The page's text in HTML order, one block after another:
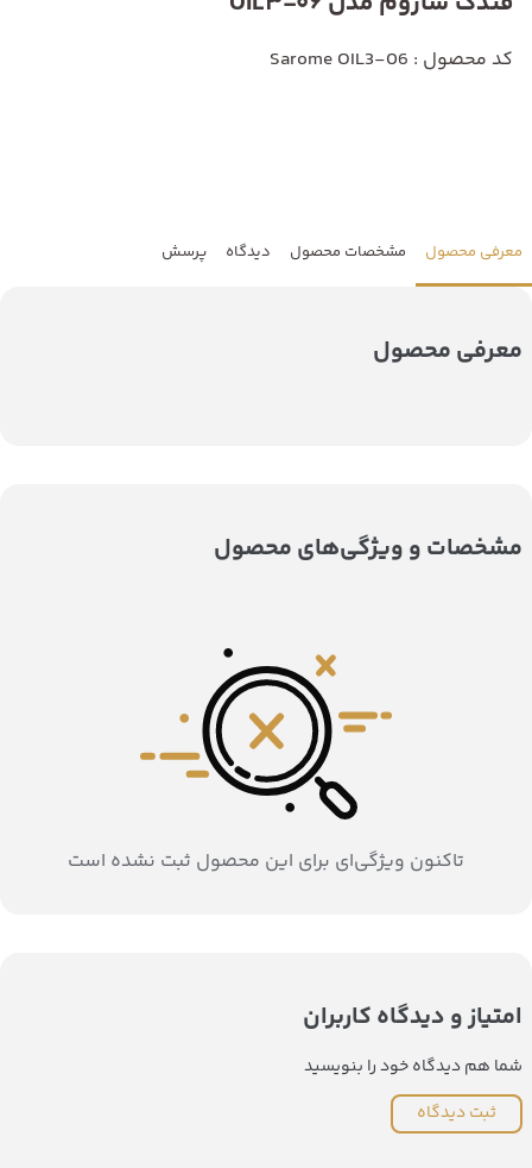
کد محصول : Sarome OIL3-06
معرفی محصول مشخصات محصول دیدگاه پرسش
معرفی محصول
مشخصات و ویژگی‌های محصول
تاکنون ویژگی‌ای برای این محصول ثبت نشده است
امتیاز و دیدگاه کاربران
شما هم دیدگاه خود را بنویسید
ثبت دیدگاه